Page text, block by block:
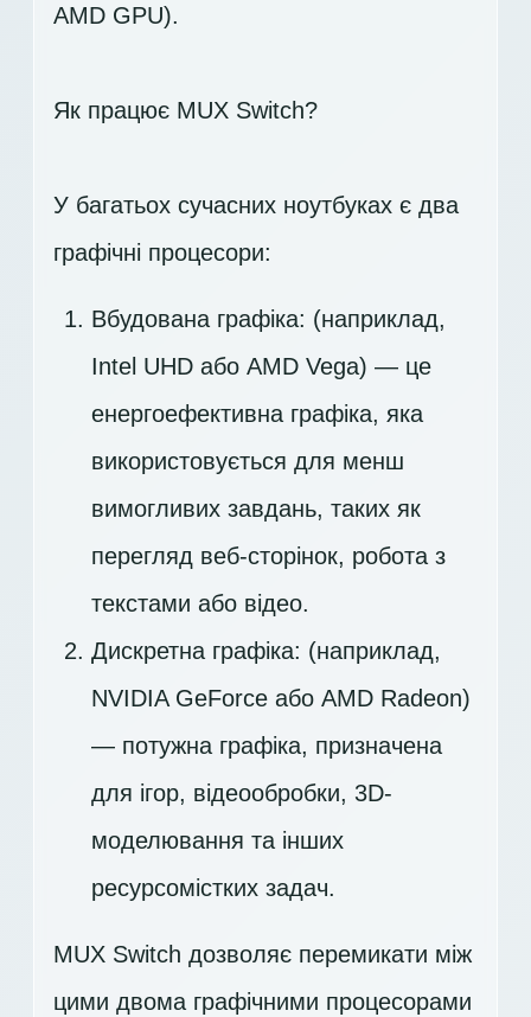
AMD GPU).
Як працює MUX Switch?
У багатьох сучасних ноутбуках є два
графічні процесори:
Вбудована графіка: (наприклад,
Intel UHD або AMD Vega) — це
енергоефективна графіка, яка
використовується для менш
вимогливих завдань, таких як
перегляд веб-сторінок, робота з
текстами або відео.
Дискретна графіка: (наприклад,
NVIDIA GeForce або AMD Radeon)
— потужна графіка, призначена
для ігор, відеообробки, 3D-
моделювання та інших
ресурсомістких задач.
MUX Switch дозволяє перемикати між
цими двома графічними процесорами